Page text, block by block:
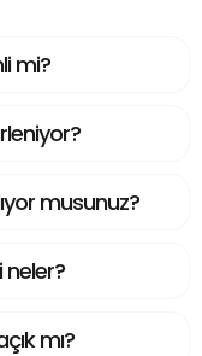
mi?
musunuz?
mı?